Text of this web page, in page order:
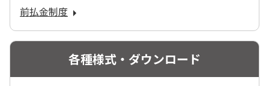
前払金制度
各種様式・ダウンロード